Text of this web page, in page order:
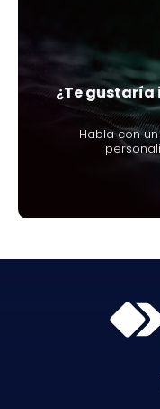
¿Te
Habla con